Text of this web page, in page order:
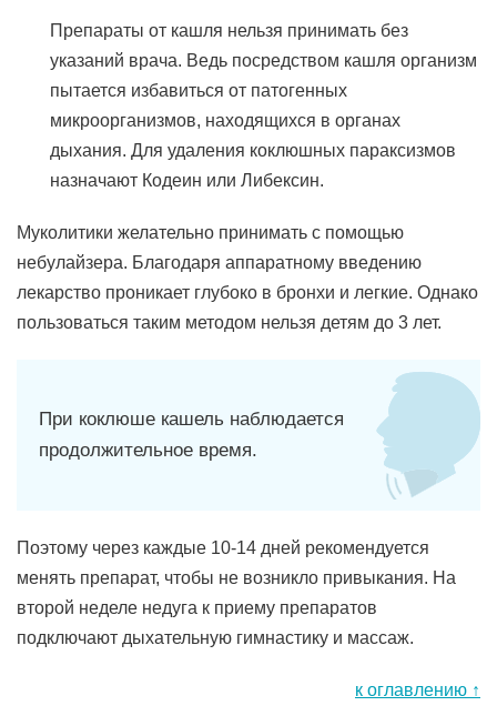
Препараты от кашля нельзя принимать без
указаний врача. Ведь посредством кашля организм
пытается избавиться от патогенных
микроорганизмов, находящихся в органах
дыхания. Для удаления коклюшных параксизмов
назначают Кодеин или Либексин.
Муколитики желательно принимать с помощью
небулайзера. Благодаря аппаратному введению
лекарство проникает глубоко в бронхи и легкие. Однако
пользоваться таким методом нельзя детям до 3 лет.
При коклюше кашель наблюдается
продолжительное время.
Поэтому через каждые 10-14 дней рекомендуется
менять препарат, чтобы не возникло привыкания. На
второй неделе недуга к приему препаратов
подключают дыхательную гимнастику и массаж.
к оглавлению ↑